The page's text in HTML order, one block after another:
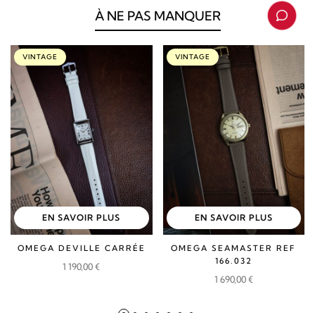
À NE PAS MANQUER
EN SAVOIR PLUS
VINTAGE
OMEGA DEVILLE CARRÉE
1 190,00€
EN SAVOIR PLUS
VINTAGE
OMEGA SEAMASTER REF
166.032
1 690,00€